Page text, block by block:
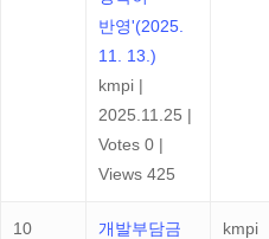
반영'(2025.
11. 13.)
kmpi |
2025.11.25 |
Votes 0 |
Views 425
10
개발부담금
kmpi